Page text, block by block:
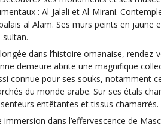
: Al-Jalali et Al-Mirani.
al Alam. Ses murs peints en jaune
dans l’histoire omanaise,
demeure abrite une magnifique
connue pour ses souks, notamment
du monde arabe. Sur ses étals
entêtantes et tissus chamarrés.
immersion dans l’effervescence de